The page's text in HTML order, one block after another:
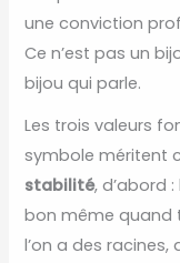
une conviction
Ce n’est pas un
bijou qui parle.
Les trois valeurs
symbole méritent
stabilité, d’abord
bon même quand
l’on a des